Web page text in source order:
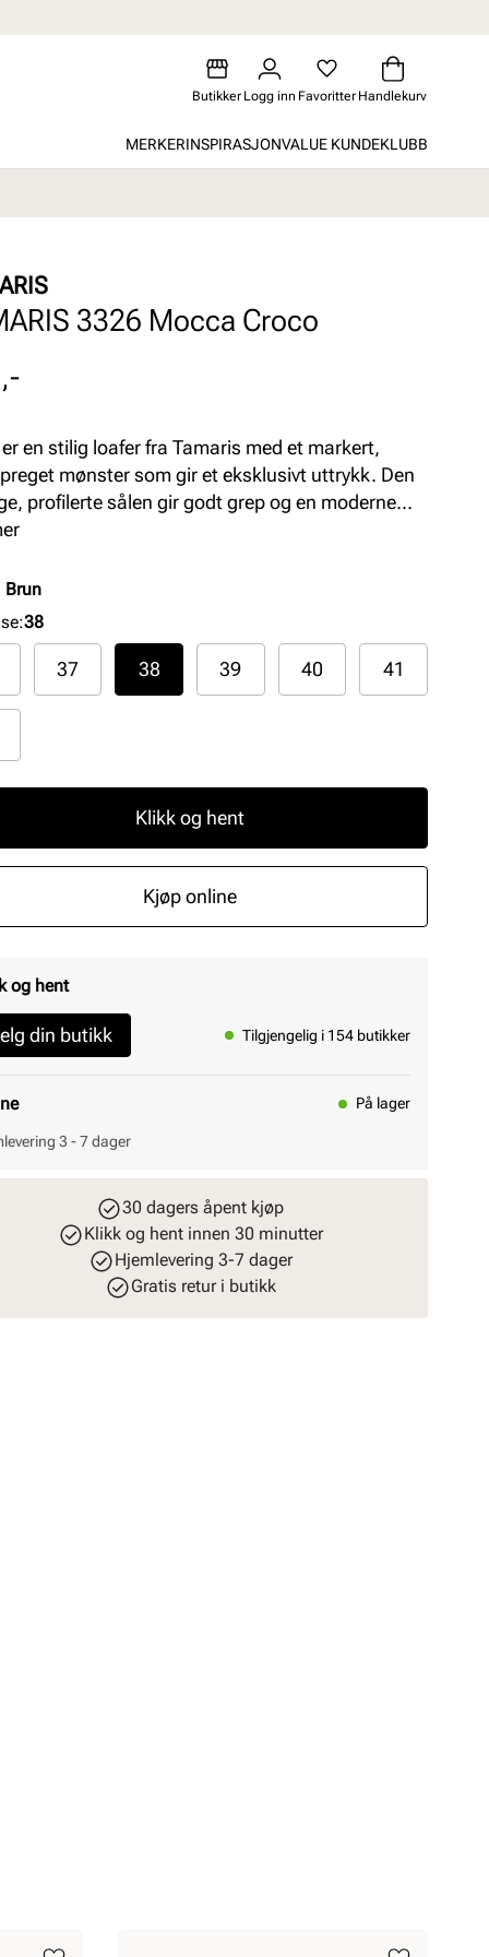
Butikker Logg inn Favoritter Handlekurv
MERKERINSPIRASJONVALUE KUNDEKLUBB
3326 Mocca Croco
en stilig loafer fra Tamaris med et markert,
mønster som gir et eksklusivt uttrykk. Den
profilerte sålen gir godt grep og en moderne
samtidig som overdelen beholder det klassiske
som former seg etter foten for maksimal
Brun
:38
37 38 39 40 41
Klikk og hent
Kjøp online
og hent
din butikk Tilgjengelig i 154 butikker
På lager
3 - 7 dager
30 dagers åpent kjøp
Klikk og hent innen 30 minutter
Hjemlevering 3-7 dager
Gratis retur i butikk